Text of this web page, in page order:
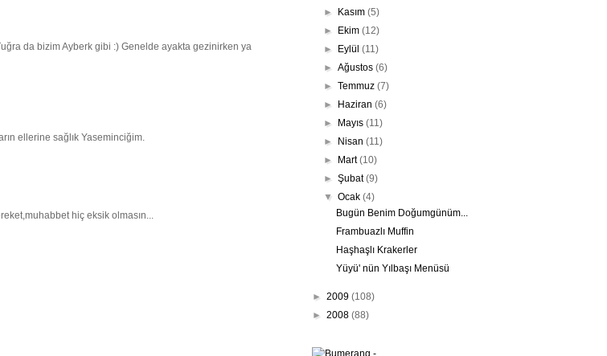
da bizim Ayberk gibi :) Genelde ayakta gezinirken ya
ellerine sağlık Yaseminciğim.
hiç eksik olmasın...
► Kasım(5)
► Ekim(12)
► Eylül(11)
►Ağustos(6)
►Temmuz(7)
► Haziran(6)
► Mayıs(11)
► Nisan(11)
► Mart(10)
►Şubat(9)
▼Ocak(4)
Bugün Benim Doğumgünüm...
Frambuazlı Muffin
Haşhaşlı Krakerler
Yüyü' nün Yılbaşı Menüsü
► 2009 (108)
► 2008 (88)